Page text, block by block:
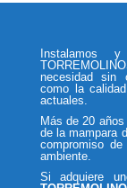
Instalamos
necesidad sin
como la
actuales.
Más de 20
de la mampara
compromiso
ambiente.
Si adquiere